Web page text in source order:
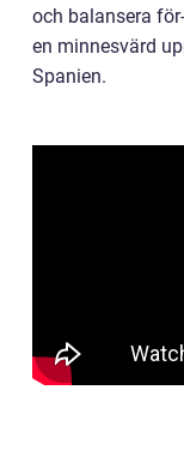
och balansera
en minnesvärd
Spanien.